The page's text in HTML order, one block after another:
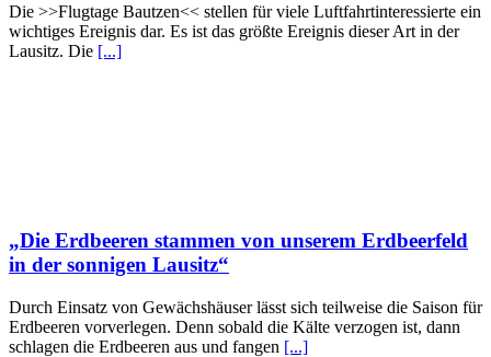
Die >>Flugtage Bautzen<< stellen für viele Luftfahrtinteressierte ein
wichtiges Ereignis dar. Es ist das größte Ereignis dieser Art in der
Lausitz. Die [...]
„Die Erdbeeren stammen von unserem Erdbeerfeld
in der sonnigen Lausitz“
Durch Einsatz von Gewächshäuser lässt sich teilweise die Saison für
Erdbeeren vorverlegen. Denn sobald die Kälte verzogen ist, dann
schlagen die Erdbeeren aus und fangen [...]